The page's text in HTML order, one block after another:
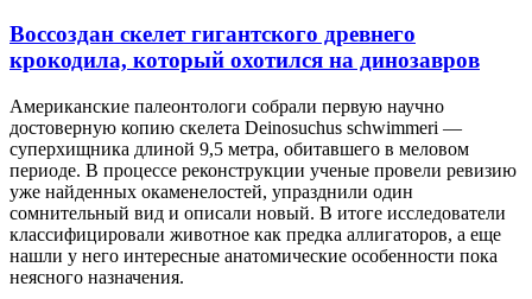
Воссоздан скелет гигантского древнего
крокодила, который охотился на динозавров
Американские палеонтологи собрали первую научно
достоверную копию скелета Deinosuchus schwimmeri —
суперхищника длиной 9,5 метра, обитавшего в меловом
периоде. В процессе реконструкции ученые провели ревизию
уже найденных окаменелостей, упразднили один
сомнительный вид и описали новый. В итоге исследователи
классифицировали животное как предка аллигаторов, а еще
нашли у него интересные анатомические особенности пока
неясного назначения.